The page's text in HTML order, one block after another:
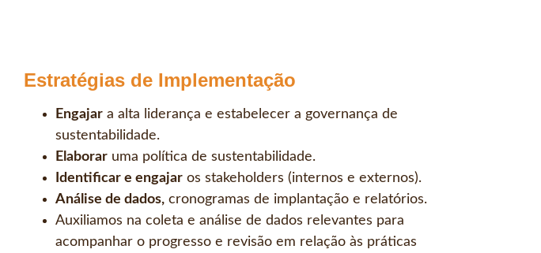
Estratégias de Implementação
Engajar a alta liderança e estabelecer a governança de
sustentabilidade.
Elaborar uma política de sustentabilidade.
Identificar e engajar os stakeholders (internos e externos).
Análise de dados, cronogramas de implantação e relatórios.
Auxiliamos na coleta e análise de dados relevantes para
acompanhar o progresso e revisão em relação às práticas